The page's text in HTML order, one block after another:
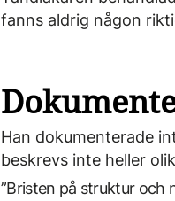
fanns aldrig någon
Han dokumenterade
beskrevs inte heller
”Bristen på struktur och